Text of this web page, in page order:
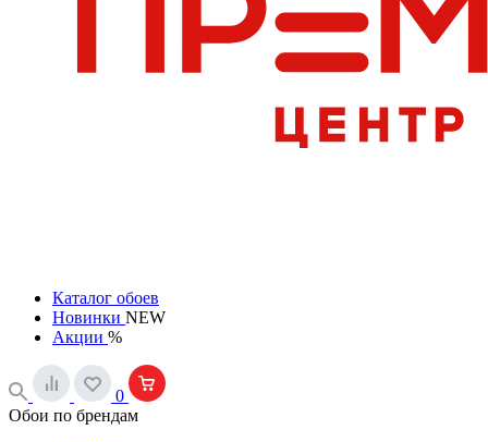
Каталог обоев
Новинки NEW
Акции %
0
Обои по брендам